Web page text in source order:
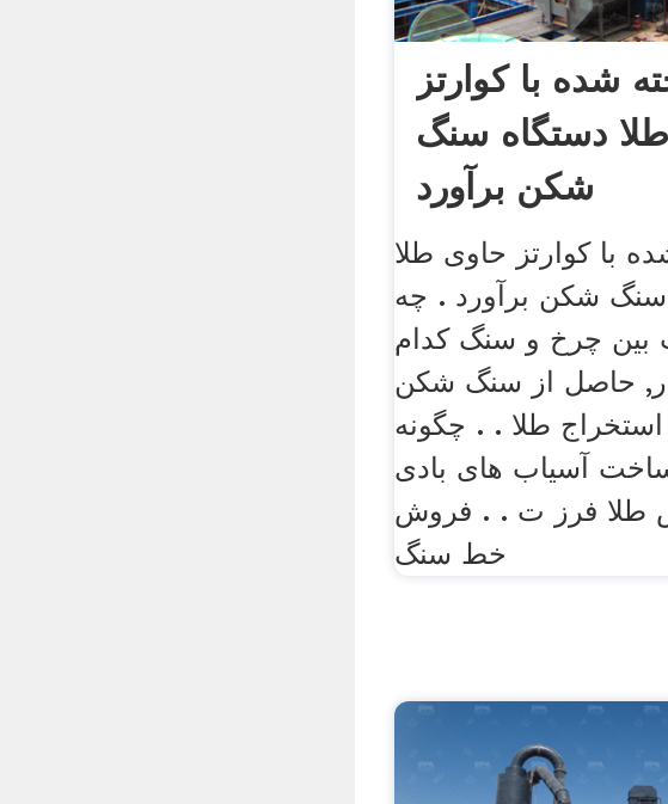
شده با کوارتز
دستگاه سنگ
شکن برآورد
با کوارتز حاوی طلا
سنگ شکن برآورد . چه
بین چرخ و سنگ کدام
حاصل از سنگ شکن
طلا . . چگونه
آسیاب های بادی
طلا فرز ت . . فروش
خط سنگ